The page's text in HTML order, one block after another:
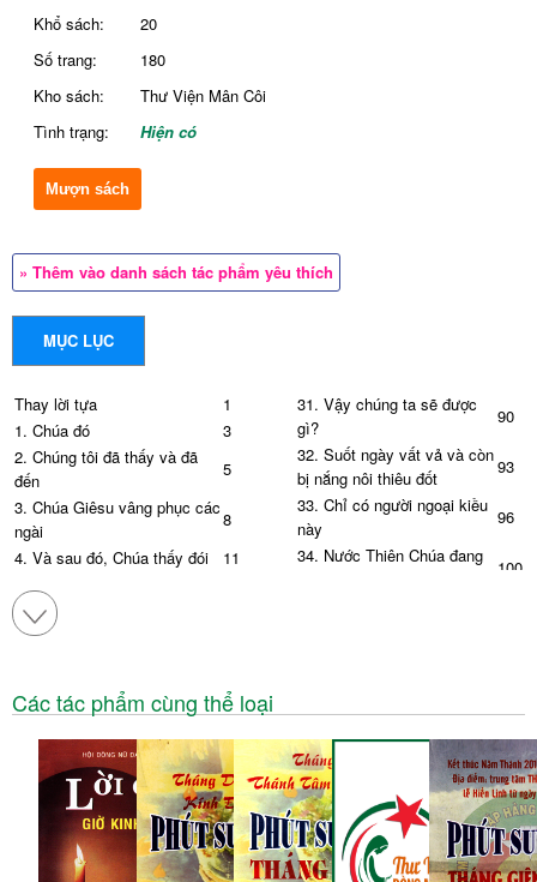
Khổ sách:
20
Số trang:
180
Kho sách:
Thư Viện Mân Côi
Tình trạng:
Hiện có
Mượn sách
» Thêm vào danh sách tác phẩm yêu thích
MỤC LỤC
Thay lời tựa
1
1. Chúa đó
3
2. Chúng tôi đã thấy và đã
đến
5
3. Chúa Giêsu vâng phục các
ngài
8
4. Và sau đó, Chúa thấy đói
11
mặt ở đấy
6. Đổ đầy tràn miệng chum
8. Đồng lúa đã chín vàng
đang chờ ngày gặt hái
22
9. Đánh cá người
25
10. Những người Chúa muốn 28
11. Ánh sáng trần gian
31
12. Có, có: không, không
34
13. Những người ngoại không
làm như thế sao
37
31. Vậy chúng ta sẽ được
gì?
90
32. Suốt ngày vất vả và còn
bị nắng nôi thiêu đốt
93
33. Chỉ có người ngoại kiều
này
96
34. Nước Thiên Chúa đang
100
39. Chính giờ anh em không
ngờ
115
40. Tôi không biết các cô
118
41. Thưa Thầy, nếu có Thầy
ở đây
121
42. Chúa Giêsu khóc
124
Các tác phẩm cùng thể loại